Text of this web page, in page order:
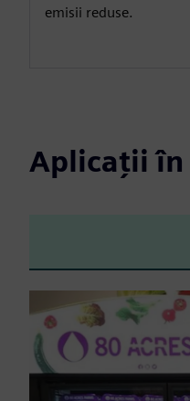
emisii reduse.
Aplicații în